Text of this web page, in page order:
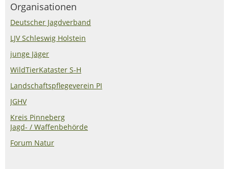
Organisationen
Deutscher Jagdverband
LJV Schleswig Holstein
junge Jäger
WildTierKataster S-H
Landschaftspflegeverein PI
JGHV
Kreis Pinneberg
Jagd- / Waffenbehörde
Forum Natur